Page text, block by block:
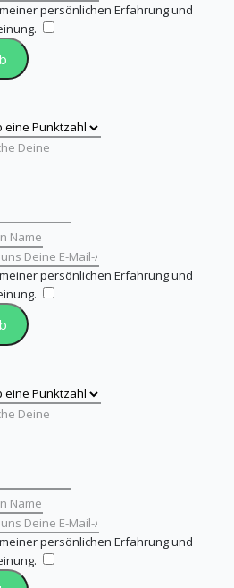
persönlichen Erfahrung und
persönlichen Erfahrung und
persönlichen Erfahrung und